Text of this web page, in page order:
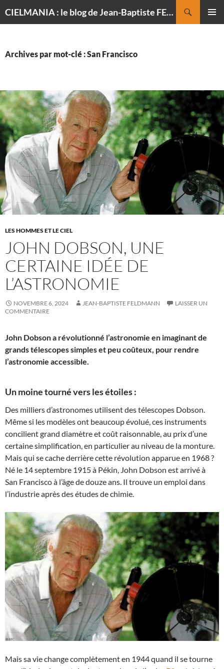
CIELMANIA : le blog de Jean-Baptiste FELDMANN, photographe du ciel
Archives par mot-clé : San Francisco
LES HOMMES ET LE CIEL
JOHN DOBSON, UNE
CERTAINE IDÉE DE
L’ASTRONOMIE
NOVEMBRE 6, 2024 JEAN-BAPTISTE FELDMANN
LAISSER UN
COMMENTAIRE
John Dobson a révolutionné l’astronomie en imaginant de
grands télescopes simples et peu coûteux, pour rendre
l’astronomie accessible.
Un moine tourné vers les étoiles :
Des milliers d’astronomes utilisent des télescopes Dobson.
Même si les modèles ont beaucoup évolué, ces instruments
concilient grand diamètre et coût raisonnable, au prix d’une
certaine simplification, en particulier au niveau de la monture.
Mais qui se cache derrière cette révolution apparue en 1968 ?
Né le 14 septembre 1915 à Pékin, John Dobson est arrivé à
San Francisco à l’âge de douze ans. Il trouve un emploi dans
l’industrie après des études de chimie.
Mais sa vie change complètement en 1944 quand il se tourne